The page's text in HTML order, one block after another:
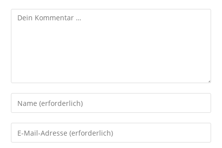
Kommentar
Gib
deinen
Namen
oder
Gib
deine